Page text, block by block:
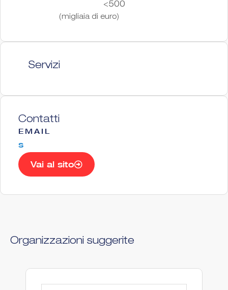
<500
(migliaia di euro)
Servizi
Contatti
EMAIL
s
Vai al sito
Organizzazioni suggerite